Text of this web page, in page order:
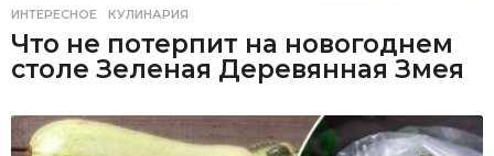
ИНТЕРЕСНОЕ ,КУЛИНАРИЯ
Что не потерпит на новогоднем
столе Зеленая Деревянная Змея